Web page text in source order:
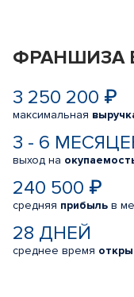
ФРАНШИЗА
3 250 200 ₽
максимальная
3 - 6
выход на
240 500 ₽
средняя прибыль в
28 ДНЕЙ
среднее время